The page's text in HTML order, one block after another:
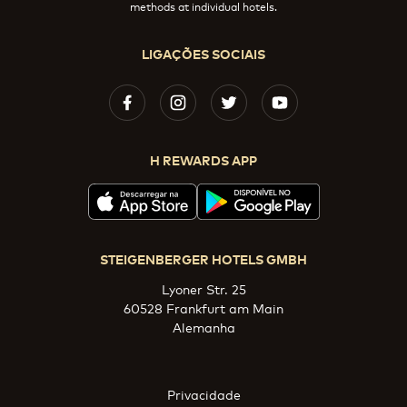
LIGAÇÕES SOCIAIS
H REWARDS APP
methods at individual hotels.
STEIGENBERGER HOTELS GMBH
Lyoner Str. 25
60528 Frankfurt am Main
Alemanha
Privacidade